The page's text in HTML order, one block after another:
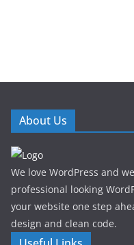
About Us
We love WordPress and
professional looking
your website one step
design and clean code.